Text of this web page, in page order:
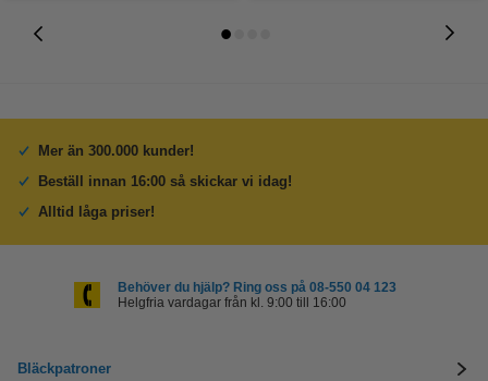
Mer än 300.000 kunder!
Beställ innan 16:00 så skickar vi idag!
Alltid låga priser!
Behöver du hjälp? Ring oss på 08-550 04 123
Helgfria vardagar från kl. 9:00 till 16:00
Bläckpatroner